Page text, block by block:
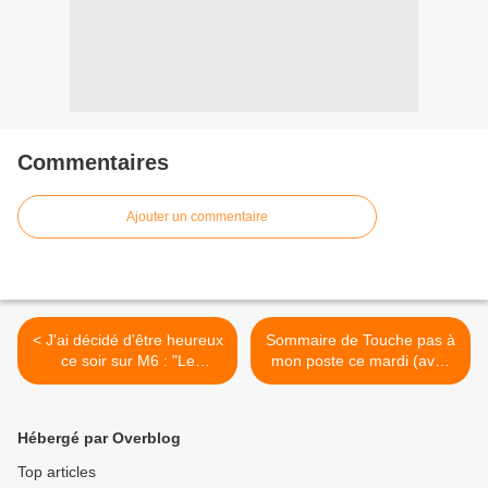
Commentaires
Ajouter un commentaire
< J'ai décidé d'être heureux
ce soir sur M6 : "Le
bonheur, ça s'apprend!"
Sommaire de Touche pas à
mon poste ce mardi (avec
Norman et Cyprien). >
Hébergé par Overblog
Top articles